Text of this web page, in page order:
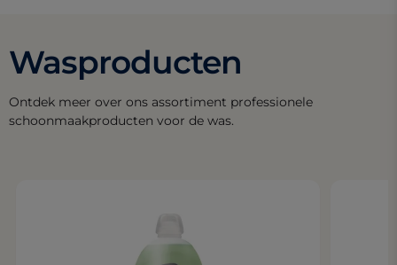
Wasproducten
Ontdek meer over ons assortiment professionele
schoonmaakproducten voor de was.